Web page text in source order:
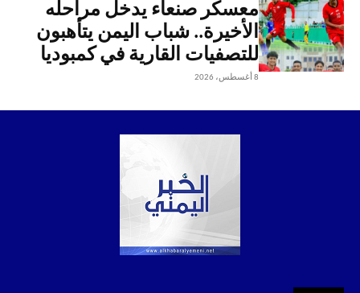
معسكر صنعاء يدخل مراحله
الأخيرة.. شباب اليمن يتأهبون
للتصفيات القارية في كمبوديا
8 أغسطس، 2026